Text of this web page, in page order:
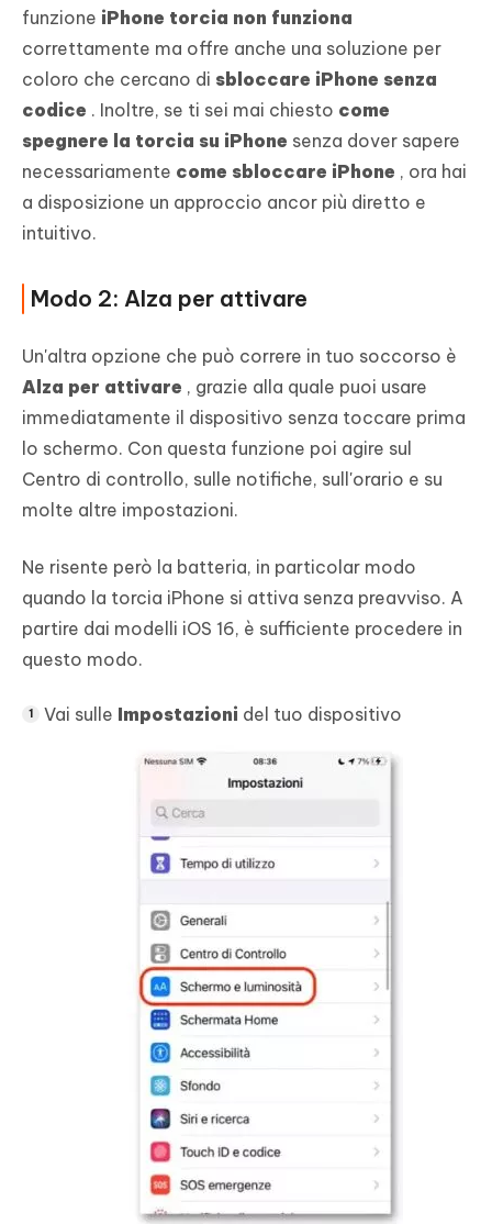
funzione iPhone torcia non funziona
correttamente ma offre anche una soluzione per
coloro che cercano di sbloccare iPhone senza
codice . Inoltre, se ti sei mai chiesto come
spegnere la torcia su iPhone senza dover sapere
necessariamente come sbloccare iPhone , ora hai
a disposizione un approccio ancor più diretto e
intuitivo.
Modo 2: Alza per attivare
Un'altra opzione che può correre in tuo soccorso è
Alza per attivare , grazie alla quale puoi usare
immediatamente il dispositivo senza toccare prima
lo schermo. Con questa funzione poi agire sul
Centro di controllo, sulle notifiche, sull'orario e su
molte altre impostazioni.
Ne risente però la batteria, in particolar modo
quando la torcia iPhone si attiva senza preavviso. A
partire dai modelli iOS 16, è sufficiente procedere in
questo modo.
Vai sulle Impostazioni del tuo dispositivo